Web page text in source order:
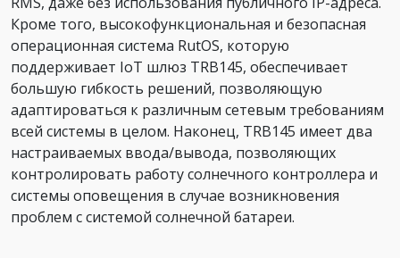
Кроме того, высокофункциональная и безопасная
операционная система RutOS, которую
поддерживает IoT шлюз TRB145, обеспечивает
большую гибкость решений, позволяющую
адаптироваться к различным сетевым требованиям
всей системы в целом. Наконец, TRB145 имеет два
настраиваемых ввода/вывода, позволяющих
контролировать работу солнечного контроллера и
системы оповещения в случае возникновения
проблем с системой солнечной батареи.